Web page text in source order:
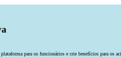
para os funcionários e crie benefícios para os